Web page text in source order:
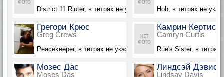
District 11 Rioter, в титрах не указан Hob, в титрах не
Грегори Крюс
Greg Crews
Peacekeeper, в титрах не указан
Камрин Кертис
Camryn Curtis
Rue's Sister, в титрах
Мозес Дас
Moses Das
Линдсэй Дэвис
Lindsay Davis